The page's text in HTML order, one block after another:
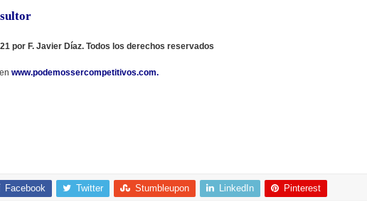
por F. Javier Díaz. Todos los derechos reservados
www.podemossercompetitivos.com.
Facebook Twitter Stumbleupon LinkedIn Pinterest